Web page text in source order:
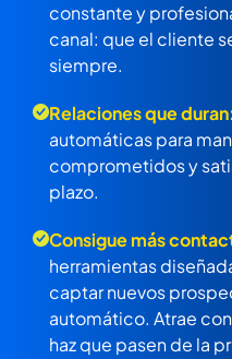
constante y
canal: que el cliente
siempre.
Relaciones que duran:
automáticas para
comprometidos y
plazo.
Consigue más
herramientas
captar nuevos
automático. Atrae
haz que pasen de la